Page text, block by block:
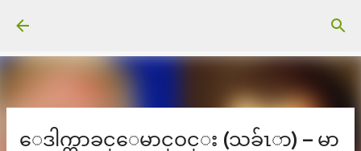
ေဒါက္တာခင္ေမာင္ဝင္း (သခ်ၤာ) – မာ